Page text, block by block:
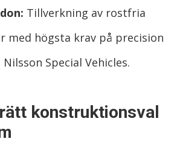
Tillverkning av rostfria
med högsta krav på precision
Special Vehicles.
konstruktionsval